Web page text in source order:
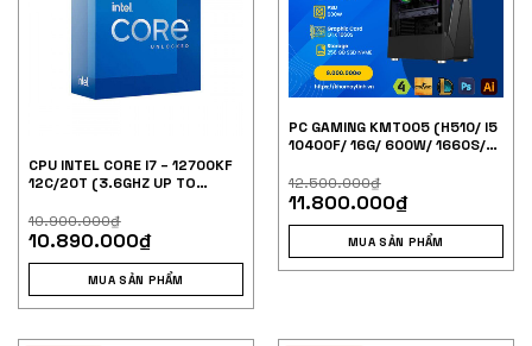
CPU INTEL CORE I7 – 12700KF
12C/20T (3.6GHZ UP TO
10.900.000₫
10.890.000₫
MUA SẢN PHẨM
PC GAMING KMT005 (H510/ I5
10400F/ 16G/ 600W/ 1660S/
12.500.000₫
11.800.000₫
MUA SẢN PHẨM